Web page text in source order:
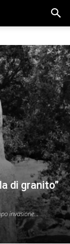
di granito”
invasione…